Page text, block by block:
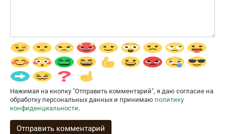
Нажимая на кнопку "Отправить комментарий", я даю согласие на
обработку персональных данных и принимаю политику
конфиденциальности.